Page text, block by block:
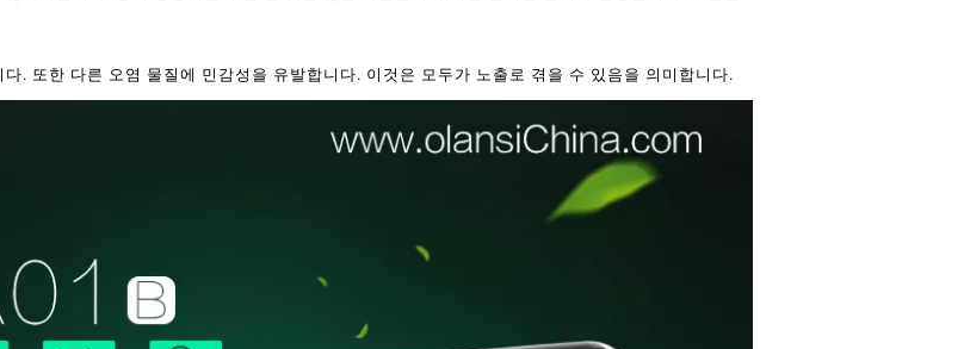
. 또한 다른 오염 물질에 민감성을 유발합니다. 이것은 모두가 노출로 겪을 수 있음을 의미합니다.